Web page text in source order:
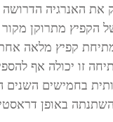
את האנרגיה
הקפיץ מתרוקן
זו יכולה אף
בחמישים השנים
באופן